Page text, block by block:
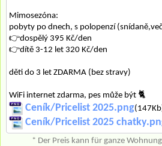
Mimosezóna:
pobyty po dnech, s polopenzí
👉dospělý 395 Kč/den
👉dítě 3-12 let 320 Kč/den
děti do 3 let ZDARMA (bez stravy)
WiFi internet zdarma, pes může být 🐈
Ceník/Pricelist 2025.png
Ceník/Pricelist 2025
* Der Preis kann für ganze